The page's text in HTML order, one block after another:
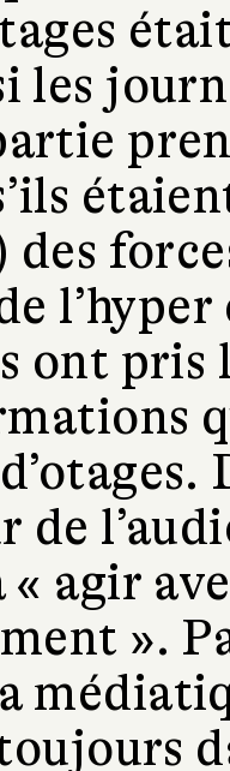
les
des
ont pris
de
« agir
».